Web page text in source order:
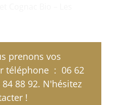
prenons vos
téléphone : 06 62
88 92. N'hésitez
!